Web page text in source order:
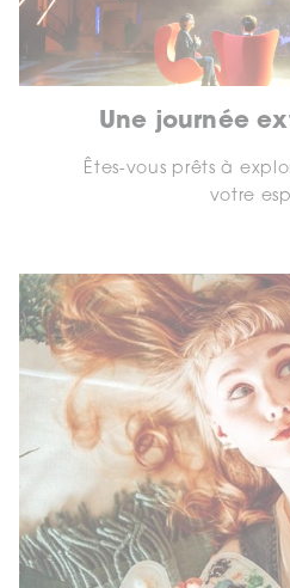
Une journée
Êtes-vous prêts à
votre